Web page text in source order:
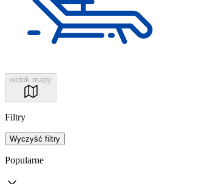
widok mapy
Filtry
Wyczyść filtry
Popularne